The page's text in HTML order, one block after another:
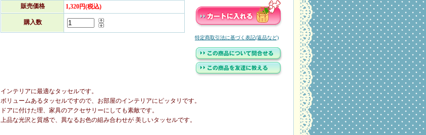
販売価格 1,320円(税込)
購入数
特定商取引法に基づく表記(返品など)
インテリアに最適なタッセルです。
ボリュームあるタッセルですので、お部屋のインテリアにピッタリです。
ドアに付けた理、家具のアクセサリーにしても素敵です。
上品な光沢と質感で、異なるお色の組み合わせが 美しいタッセルです。